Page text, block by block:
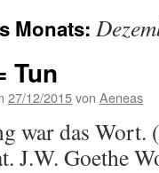
Monats:
Tun
27/12/2015von Aeneas
war das Wort.
J.W. Goethe